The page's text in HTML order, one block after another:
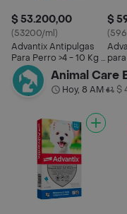
$ 53.200,00
(53200/ml)
Advantix Antipulgas
Para Perro >4 - 10 Kg 1
Pipeta
$
Animal Care
Hoy, 8 AM• $